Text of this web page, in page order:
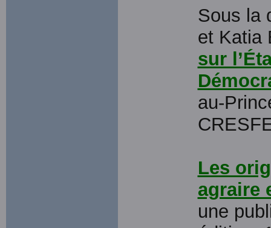
Sous la
et Katia
sur
au-
Les
agraire
une